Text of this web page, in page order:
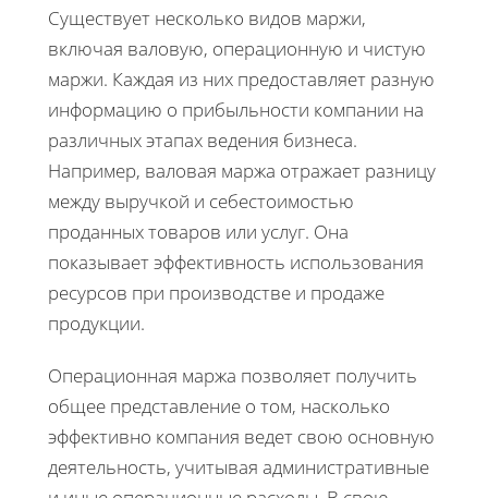
Существует несколько видов маржи,
включая валовую, операционную и чистую
маржи. Каждая из них предоставляет разную
информацию о прибыльности компании на
различных этапах ведения бизнеса.
Например, валовая маржа отражает разницу
между выручкой и себестоимостью
проданных товаров или услуг. Она
показывает эффективность использования
ресурсов при производстве и продаже
продукции.
Операционная маржа позволяет получить
общее представление о том, насколько
эффективно компания ведет свою основную
деятельность, учитывая административные